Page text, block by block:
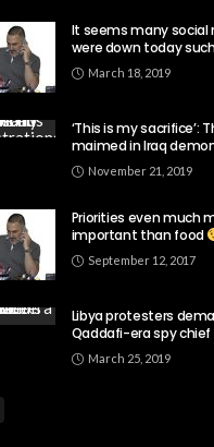
It seems many social
were down today
March 18, 2019
‘This is my sacrifice’:
maimed in Iraq
November 21, 2019
Priorities even much
important than food
September 12, 2017
Libya protesters
Qaddafi-era spy chief
March 25, 2019